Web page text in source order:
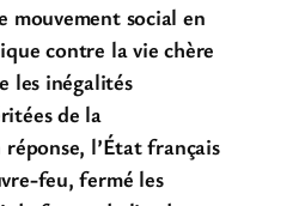
mouvement social en
contre la vie chère
les inégalités
de la
réponse, l’État français
feu, fermé les